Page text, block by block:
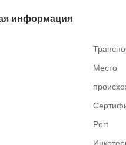
информация
Место
Port